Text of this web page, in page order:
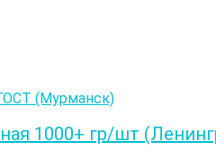
1000+ гр/шт